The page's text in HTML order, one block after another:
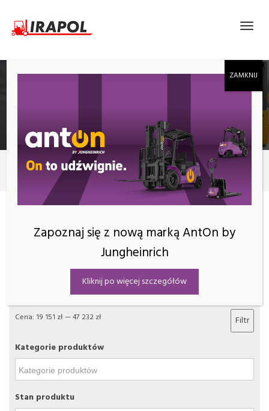
PODEST RUCHOMY PRZEJEZDNY, MOBILNE
Produkty 250 kg
KATEGORIE
Filtr
Cena: 19 151 zł—47 232 zł
Kategorie produktów
Stan produktu
Zapoznaj się z nową marką AntOn by
Jungheinrich
Kliknij po więcej szczegółów